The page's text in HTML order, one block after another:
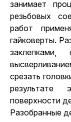
занимает
резьбовых
работ
гайковерты.
заклепками,
срезать
результате
поверхности
Разобранные